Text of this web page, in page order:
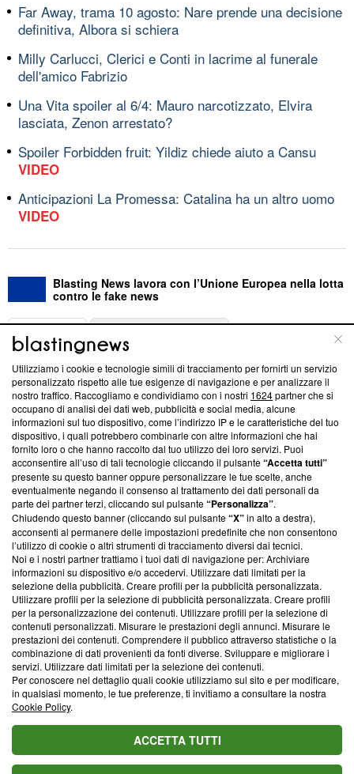
Far Away, trama 10 agosto: Nare prende una decisione
definitiva, Albora si schiera
Milly Carlucci, Clerici e Conti in lacrime al funerale
dell'amico Fabrizio
Una Vita spoiler al 6/4: Mauro narcotizzato, Elvira
lasciata, Zenon arrestato?
Spoiler Forbidden fruit: Yildiz chiede aiuto a Cansu
VIDEO
Anticipazioni La Promessa: Catalina ha un altro uomo
VIDEO
Blasting News lavora con l’Unione Europea nella lotta
contro le fake news
ABOUT
Questa sezione offre informazioni trasparenti su Blasting
News, sui nostri processi editoriali e su come ci impegniamo a
creare news di qualità. Inoltre, afferma la nostra aderenza a
‘Trust Project - News with Integrity’Blasting News non è
ancora membro del programma, ma ha richiesto di farne
parte; Trust Project non ha ancora effettuato una verifica di
conformità agli standard.
Su di noi
Team editoriale
Corporate
Redazione
Informativa Privacy
Cookie Policy
Blasting SA, IDI CHE-247.845.224, Via Carlo Frasca, 3 - 6900
Lugano (Svizzera) Tel:+39 0690258937
© 2026 Blasting News
Utilizziamo i cookie e tecnologie simili di tracciamento per fornirti un servizio
personalizzato rispetto alle tue esigenze di navigazione e per analizzare il
nostro traffico. Raccogliamo e condividiamo con i nostri 1624partner che si
occupano di analisi dei dati web, pubblicità e social media, alcune
informazioni sul tuo dispositivo, come l’indirizzo IP e le caratteristiche del tuo
dispositivo, i quali potrebbero combinarle con altre informazioni che hai
fornito loro o che hanno raccolto dal tuo utilizzo dei loro servizi. Puoi
acconsentire all’uso di tali tecnologie cliccando il pulsante“Accetta tutti”
presente su questo banner oppure personalizzare le tue scelte, anche
eventualmente negando il consenso al trattamento dei dati personali da
parte dei partner terzi, cliccando sul pulsante“Personalizza”.
Chiudendo questo banner (cliccando sul pulsante“X”in alto a destra),
acconsenti al permanere delle impostazioni predefinite che non consentono
l’utilizzo di cookie o altri strumenti di tracciamento diversi dai tecnici.
Noi e i nostri partner trattiamo i tuoi dati di navigazione per: Archiviare
informazioni su dispositivo e/o accedervi. Utilizzare dati limitati per la
selezione della pubblicità. Creare profili per la pubblicità personalizzata.
Utilizzare profili per la selezione di pubblicità personalizzata. Creare profili
per la personalizzazione dei contenuti. Utilizzare profili per la selezione di
contenuti personalizzati. Misurare le prestazioni degli annunci. Misurare le
prestazioni dei contenuti. Comprendere il pubblico attraverso statistiche o la
combinazione di dati provenienti da fonti diverse. Sviluppare e migliorare i
servizi. Utilizzare dati limitati per la selezione dei contenuti.
Per conoscere nel dettaglio quali cookie utilizziamo sul sito e per modificare,
in qualsiasi momento, le tue preferenze, ti invitiamo a consultare la nostra
Cookie Policy.
ACCETTA TUTTI